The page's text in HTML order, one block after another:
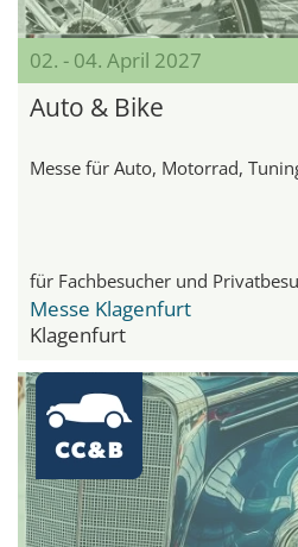
02. - 04. April 2027
Auto & Bike
Messe für Auto, Motorrad,
für Fachbesucher und
Messe Klagenfurt
Klagenfurt